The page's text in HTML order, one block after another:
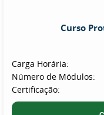
Curso
Carga Horária:
Número de Módulos:
Certificação: